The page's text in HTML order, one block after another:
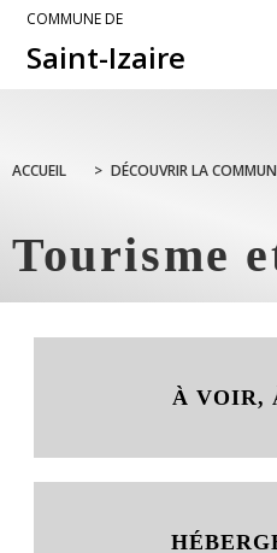
COMMUNE DE
Saint-Izaire
ACCUEIL > DÉCOUVRIR LA
Tourisme
À VOIR,